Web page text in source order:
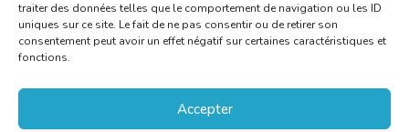
traiter des données telles que le comportement de navigation ou les ID
uniques sur ce site. Le fait de ne pas consentir ou de retirer son
consentement peut avoir un effet négatif sur certaines caractéristiques et
fonctions.
Accepter